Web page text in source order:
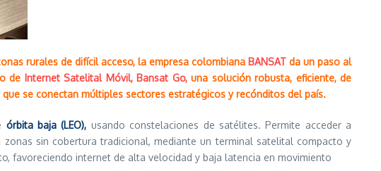
rurales de difícil acceso, la empresa colombiana BANSAT da un paso al
de Internet Satelital Móvil, Bansat Go,una solución robusta, eficiente, de
se conectan múltiples sectores estratégicos y recónditos del país.
órbita baja (LEO), usando constelaciones de satélites. Permite acceder a
sin cobertura tradicional, mediante un terminal satelital compacto y
favoreciendo internet de alta velocidad y baja latencia en movimiento